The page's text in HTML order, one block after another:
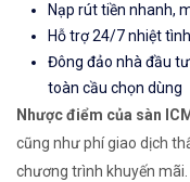
Nạp rút tiền nhanh,
Hỗ trợ 24/7 nhiệt tình
Đông đảo nhà đầu
toàn cầu chọn dùng
Nhược điểm của sàn
cũng như phí giao dịch
chương trình khuyến